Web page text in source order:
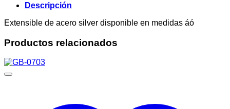
Descripción
Extensible de acero silver disponible en medidas áó
Productos relacionados